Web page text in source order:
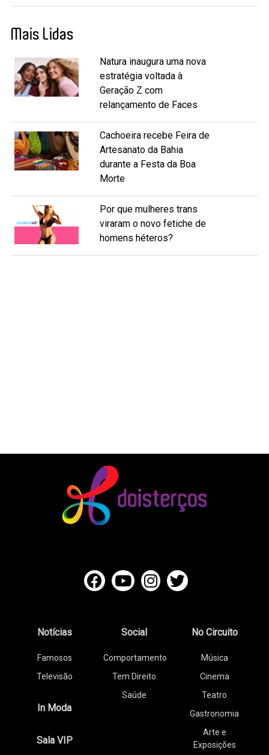
Mais Lidas
Natura inaugura uma nova
estratégia voltada à
Geração Z com
relançamento de Faces
Cachoeira recebe Feira de
Artesanato da Bahia
durante a Festa da Boa
Morte
Por que mulheres trans
viraram o novo fetiche de
homens héteros?
Notícias
Famosos
Televisão
In Moda
Sala VIP
Social
Comportamento
Tem Direito
Saúde
No Circuito
Música
Cinema
Teatro
Gastronomia
Arte e
Exposições